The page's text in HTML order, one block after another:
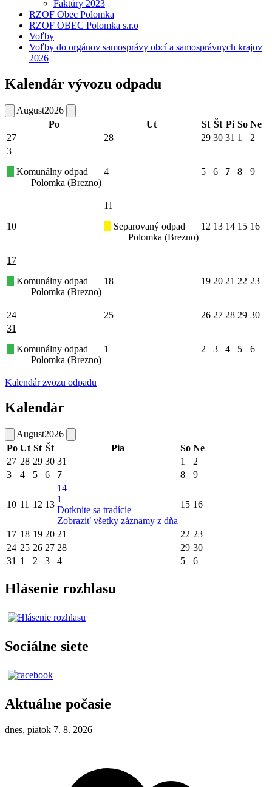
Faktúry 2023
RZOF Obec Polomka
RZOF OBEC Polomka s.r.o
Voľby
Voľby do orgánov samosprávy obcí a samosprávnych krajov
2026
Kalendár vývozu odpadu
August2026
Po
Ut St Št Pi So Ne
27
28 29 30 31 1
2
3
Komunálny odpad
Polomka (Brezno)
4 5 6 7 8 9
10
11
Separovaný odpad
Polomka (Brezno)
12 13 14 15 16
17
Komunálny odpad
Polomka (Brezno)
18 19 20 21 22 23
24 25 26 27 28 29 30
31
Komunálny odpad
Polomka (Brezno)
1 2 3 4 5 6
Kalendár zvozu odpadu
Kalendár
August2026
Po Ut St Št Pia So Ne
27 28 29 30 31 1
2
3
4 5 6 7 8 9
10 11 12 13
14
1
Dotknite sa tradície
Zobraziť všetky záznamy z dňa
15 16
17 18 19 20 21 22 23
24 25 26 27 28 29 30
31 1 2 3 4 5 6
Hlásenie rozhlasu
Sociálne siete
Aktuálne počasie
dnes, piatok 7. 8. 2026